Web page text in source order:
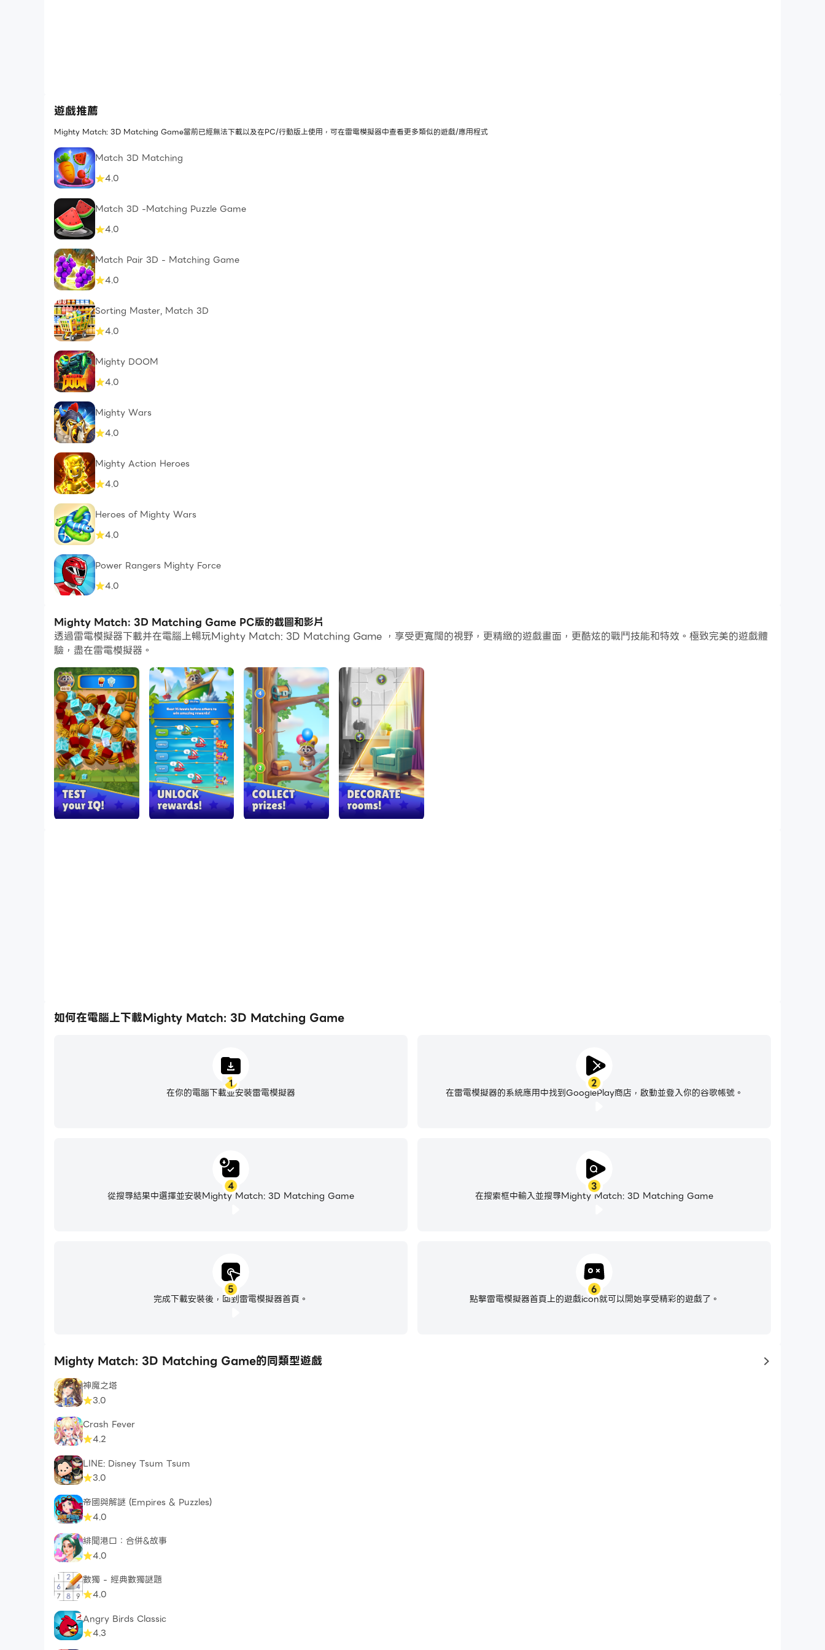
遊戲推薦
Mighty Match: 3D Matching Game當前已經無法下載以及在PC/行動版上使用，可在雷電模擬器中查看更多類似的遊戲/應用程式
Match 3D Matching
4.0
Match 3D -Matching Puzzle Game
4.0
Match Pair 3D - Matching Game
4.0
Sorting Master, Match 3D
4.0
Mighty DOOM
4.0
Mighty Wars
4.0
Mighty Action Heroes
4.0
Heroes of Mighty Wars
4.0
Power Rangers Mighty Force
4.0
Mighty Match: 3D Matching Game PC版的截圖和影片
透過雷電模擬器下載并在電腦上暢玩Mighty Match: 3D Matching Game ，享受更寬闊的視野，更精緻的遊戲畫面，更酷炫的戰鬥技能和特效。極致完美的遊戲體
驗，盡在雷電模擬器。
如何在電腦上下載Mighty Match: 3D Matching Game
1
在你的電腦下載並安裝雷電模擬器
2
在雷電模擬器的系統應用中找到GooglePlay商店，啟動並登入你的谷歌帳號。
3
在搜索框中輸入並搜尋Mighty Match: 3D Matching Game
4
從搜尋結果中選擇並安裝Mighty Match: 3D Matching Game
5
完成下載安裝後，回到雷電模擬器首頁。
6
點擊雷電模擬器首頁上的遊戲icon就可以開始享受精彩的遊戲了。
Mighty Match: 3D Matching Game的同類型遊戲 to same
神魔之塔
3.0
Crash Fever
4.2
LINE: Disney Tsum Tsum
3.0
帝國與解謎 (Empires & Puzzles)
4.0
緋聞港口：合併&故事
4.0
數獨 - 經典數獨謎題
4.0
Angry Birds Classic
4.3